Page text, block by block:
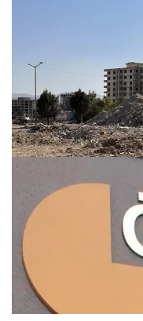
Ebrar Sitesi G Blok
26.07.2026 10:43